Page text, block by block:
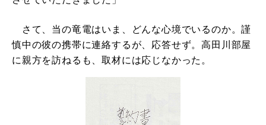
さて、当の竜電はいま、どんな心境でいるのか。謹
慎中の彼の携帯に連絡するが、応答せず。高田川部屋
に親方を訪ねるも、取材には応じなかった。